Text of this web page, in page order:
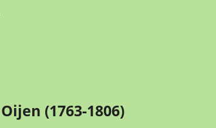
(1763-1806)